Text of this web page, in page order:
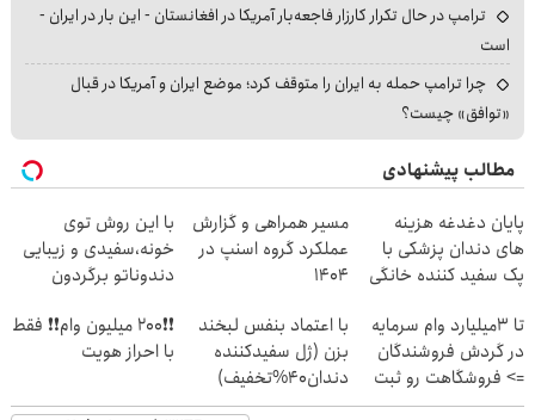
ترامپ در حال تکرار کارزار فاجعه‌بار آمریکا در افغانستان - این بار در ایران -
است
چرا ترامپ حمله به ایران را متوقف کرد؛ موضع ایران و آمریکا در قبال
«توافق» چیست؟
مطالب پیشنهادی
پایان دغدغه هزینه
های دندان پزشکی با
پک سفید کننده خانگی
مسیر همراهی و گزارش
عملکرد گروه اسنپ در
۱۴۰۴
با این روش توی
خونه،سفیدی و زیبایی
دندوناتو برگردون
تا 3میلیارد وام سرمایه
در گردش فروشندگان
=> فروشگاهت رو ثبت
کن
با اعتماد بنفس لبخند
بزن (ژل سفیدکننده
دندان40%تخفیف)
❗❗200 میلیون وام❗❗ فقط
با احراز هویت